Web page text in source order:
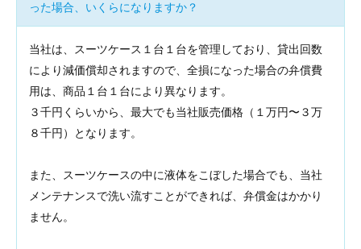
った場合、いくらになりますか？
当社は、スーツケース１台１台を管理しており、貸出回数
により減価償却されますので、全損になった場合の弁償費
用は、商品１台１台により異なります。
３千円くらいから、最大でも当社販売価格（１万円〜３万
８千円）となります。
また、スーツケースの中に液体をこぼした場合でも、当社
メンテナンスで洗い流すことができれば、弁償金はかかり
ません。